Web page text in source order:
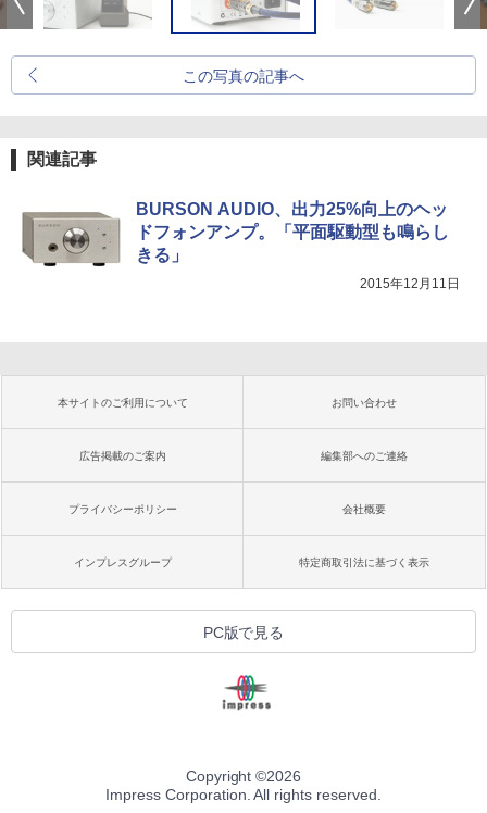
この写真の記事へ
関連記事
BURSON AUDIO、出力25%向上のヘッ
ドフォンアンプ。「平面駆動型も鳴らし
きる」
2015年12月11日
本サイトのご利用について お問い合わせ
広告掲載のご案内 編集部へのご連絡
プライバシーポリシー 会社概要
インプレスグループ 特定商取引法に基づく表示
PC版で見る
Copyright ©2026
Impress Corporation. All rights reserved.